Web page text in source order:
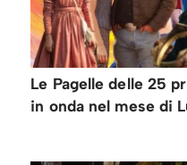
Le Pagelle delle 25
in onda nel mese di